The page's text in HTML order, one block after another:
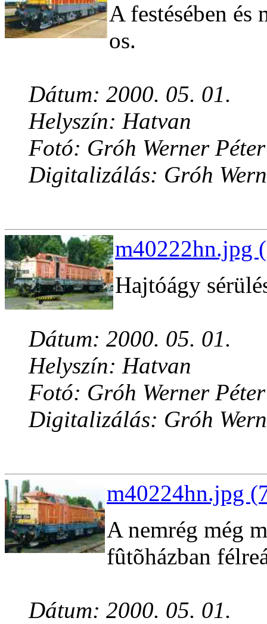
A festésében
os.
Dátum: 2000. 05. 01.
Helyszín: Hatvan
Fotó: Gróh Werner Péter
Digitalizálás: Gróh
m40222hn.jpg
Hajtóágy
Dátum: 2000. 05. 01.
Helyszín: Hatvan
Fotó: Gróh Werner Péter
Digitalizálás: Gróh
m40224hn.jpg
A nemrég még
fûtõházban
Dátum: 2000. 05. 01.